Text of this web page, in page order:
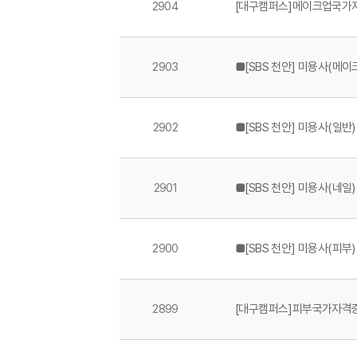
2904 [대구캠퍼스]메이크업국가
2903 ■[SBS 천안] 미용사(메이
2902 ■[SBS 천안] 미용사(일반
2901 ■[SBS 천안] 미용사(네일
2900 ■[SBS 천안] 미용사(피부
2899 [대구캠퍼스]피부국가자격